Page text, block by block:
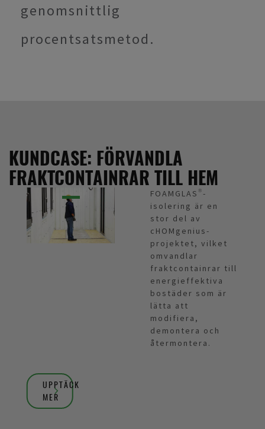
genomsnittlig
procentsatsmetod.
KUNDCASE: FÖRVANDLA
FRAKTCONTAINRAR TILL HEM
FOAMGLAS®-
isolering är en
stor del av
cHOMgenius-
projektet, vilket
omvandlar
fraktcontainrar till
energieffektiva
bostäder som är
lätta att
modifiera,
demontera och
återmontera.
UPPTÄCK
MER